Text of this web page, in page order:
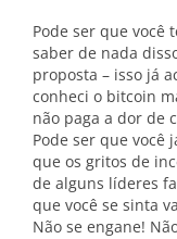
Pode ser que você
saber de nada
proposta – isso já
conheci o bitcoin
não paga a dor de
Pode ser que você
que os gritos de
de alguns líderes
que você se sinta
Não se engane!